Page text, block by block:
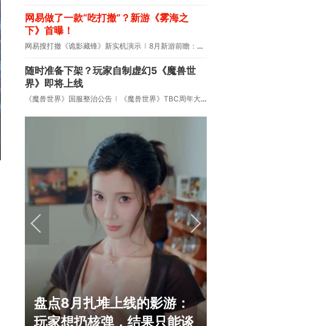
网易做了一款“吃打撤”？新游《雾海之
下》首曝！
网易搜打撤《诡影藏锋》新实机演示 8月新游前瞻：《诡秘之主》领衔
随时准备下架？玩家自制虚幻5《魔兽世
界》即将上线
《魔兽世界》国服整治公告 《魔兽世界》TBC周年大更：双经典团本回归！
盘点8月扎堆上线的影游：
玩家想扔核弹，结果只能谈